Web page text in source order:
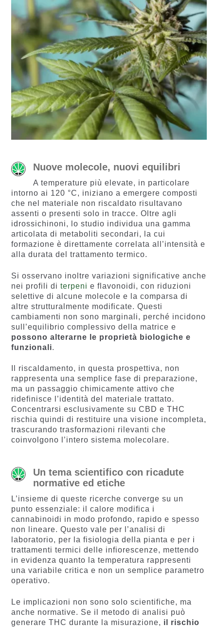
Nuove molecole, nuovi equilibri
A temperature più elevate, in particolare
intorno ai 120 °C, iniziano a emergere composti
che nel materiale non riscaldato risultavano
assenti o presenti solo in tracce. Oltre agli
idrossichinoni, lo studio individua una gamma
articolata di metaboliti secondari, la cui
formazione è direttamente correlata all’intensità e
alla durata del trattamento termico.
Si osservano inoltre variazioni significative anche
nei profili di terpeni e flavonoidi, con riduzioni
selettive di alcune molecole e la comparsa di
altre strutturalmente modificate. Questi
cambiamenti non sono marginali, perché incidono
sull’equilibrio complessivo della matrice e
possono alterarne le proprietà biologiche e
funzionali.
Il riscaldamento, in questa prospettiva, non
rappresenta una semplice fase di preparazione,
ma un passaggio chimicamente attivo che
ridefinisce l’identità del materiale trattato.
Concentrarsi esclusivamente su CBD e THC
rischia quindi di restituire una visione incompleta,
trascurando trasformazioni rilevanti che
coinvolgono l’intero sistema molecolare.
Un tema scientifico con ricadute
normative ed etiche
L’insieme di queste ricerche converge su un
punto essenziale: il calore modifica i
cannabinoidi in modo profondo, rapido e spesso
non lineare. Questo vale per l’analisi di
laboratorio, per la fisiologia della pianta e per i
trattamenti termici delle infiorescenze, mettendo
in evidenza quanto la temperatura rappresenti
una variabile critica e non un semplice parametro
operativo.
Le implicazioni non sono solo scientifiche, ma
anche normative. Se il metodo di analisi può
generare THC durante la misurazione, il rischio